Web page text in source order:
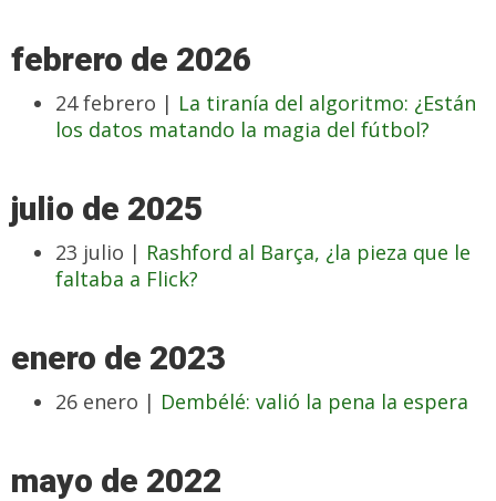
febrero de 2026
24 febrero | La tiranía del algoritmo: ¿Están
los datos matando la magia del fútbol?
julio de 2025
23 julio | Rashford al Barça, ¿la pieza que le
faltaba a Flick?
enero de 2023
26 enero | Dembélé: valió la pena la espera
mayo de 2022